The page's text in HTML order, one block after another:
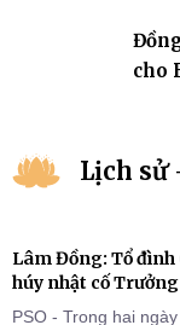
cho
Lịch sử
Lâm Đồng: Tổ
húy nhật cố
PSO - Trong hai